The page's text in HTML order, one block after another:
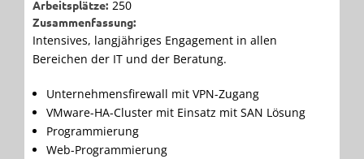
Arbeitsplätze: 250
Zusammenfassung:
Intensives, langjähriges Engagement in allen
Bereichen der IT und der Beratung.
Unternehmensfirewall mit VPN-Zugang
VMware-HA-Cluster mit Einsatz mit SAN Lösung
Programmierung
Web-Programmierung